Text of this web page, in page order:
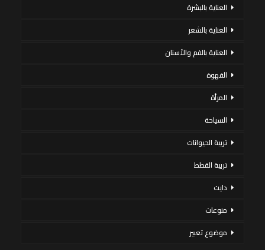
العناية بالبشرة
العناية بالشعر
العناية بالفم والأسنان
القهوة
المرأة
السياحة
تربية الحيوانات
تربية القطط
دايت
منوعات
موضوع تعبير